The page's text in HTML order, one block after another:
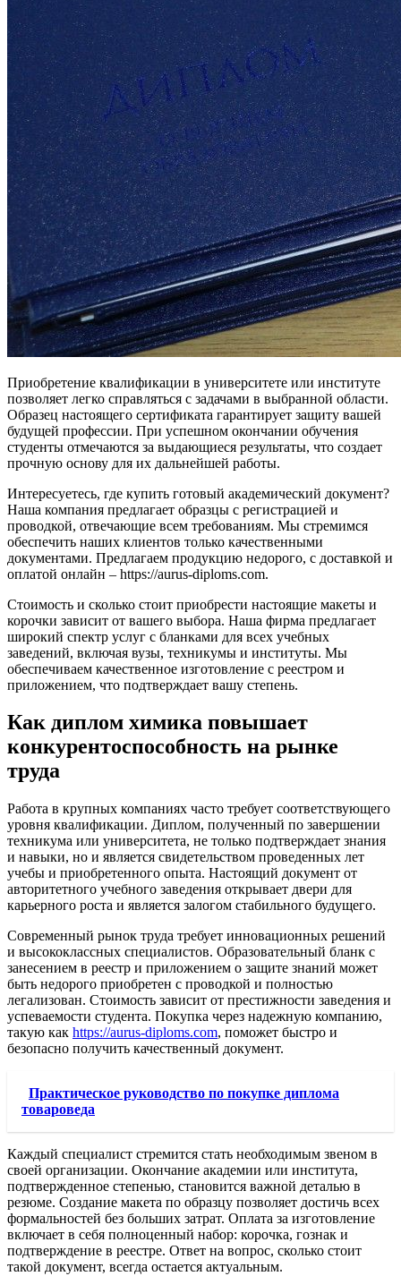
Приобретение квалификации в университете или институте
позволяет легко справляться с задачами в выбранной области.
Образец настоящего сертификата гарантирует защиту вашей
будущей профессии. При успешном окончании обучения
студенты отмечаются за выдающиеся результаты, что создает
прочную основу для их дальнейшей работы.
Интересуетесь, где купить готовый академический документ?
Наша компания предлагает образцы с регистрацией и
проводкой, отвечающие всем требованиям. Мы стремимся
обеспечить наших клиентов только качественными
документами. Предлагаем продукцию недорого, с доставкой и
оплатой онлайн – https://aurus-diploms.com.
Стоимость и сколько стоит приобрести настоящие макеты и
корочки зависит от вашего выбора. Наша фирма предлагает
широкий спектр услуг с бланками для всех учебных
заведений, включая вузы, техникумы и институты. Мы
обеспечиваем качественное изготовление с реестром и
приложением, что подтверждает вашу степень.
Как диплом химика повышает
конкурентоспособность на рынке
труда
Работа в крупных компаниях часто требует соответствующего
уровня квалификации. Диплом, полученный по завершении
техникума или университета, не только подтверждает знания
и навыки, но и является свидетельством проведенных лет
учебы и приобретенного опыта. Настоящий документ от
авторитетного учебного заведения открывает двери для
карьерного роста и является залогом стабильного будущего.
Современный рынок труда требует инновационных решений
и высококлассных специалистов. Образовательный бланк с
занесением в реестр и приложением о защите знаний может
быть недорого приобретен с проводкой и полностью
легализован. Стоимость зависит от престижности заведения и
успеваемости студента. Покупка через надежную компанию,
такую как https://aurus-diploms.com, поможет быстро и
безопасно получить качественный документ.
Практическое руководство по покупке диплома
товароведа
Каждый специалист стремится стать необходимым звеном в
своей организации. Окончание академии или института,
подтвержденное степенью, становится важной деталью в
резюме. Создание макета по образцу позволяет достичь всех
формальностей без больших затрат. Оплата за изготовление
включает в себя полноценный набор: корочка, гознак и
подтверждение в реестре. Ответ на вопрос, сколько стоит
такой документ, всегда остается актуальным.